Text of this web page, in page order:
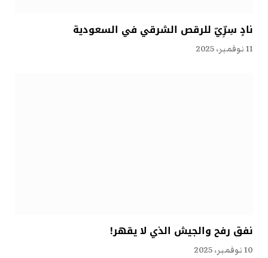
نادٍ سِرِّيّ للرقص الشرقي في السعودية
11 نوفمبر، 2025
نفق رفح والجيش الذي لا يقهر!
10 نوفمبر، 2025